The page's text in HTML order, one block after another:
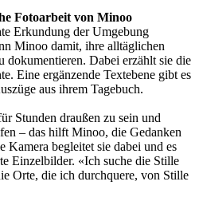
Fotoarbeit von Minoo
Erkundung der Umgebung
Minoo damit, ihre alltäglichen
Dabei erzählt sie die
Eine ergänzende Textebene gibt es
aus ihrem Tagebuch.
Stunden draußen zu sein und
– das hilft Minoo, die Gedanken
begleitet sie dabei und es
Einzelbilder. «Ich suche die Stille
Orte, die ich durchquere, von Stille